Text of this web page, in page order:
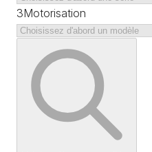
3Motorisation